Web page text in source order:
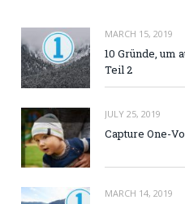
MARCH 15, 2019
10 Gründe, um
Teil 2
JULY 25, 2019
Capture One-
MARCH 14, 2019